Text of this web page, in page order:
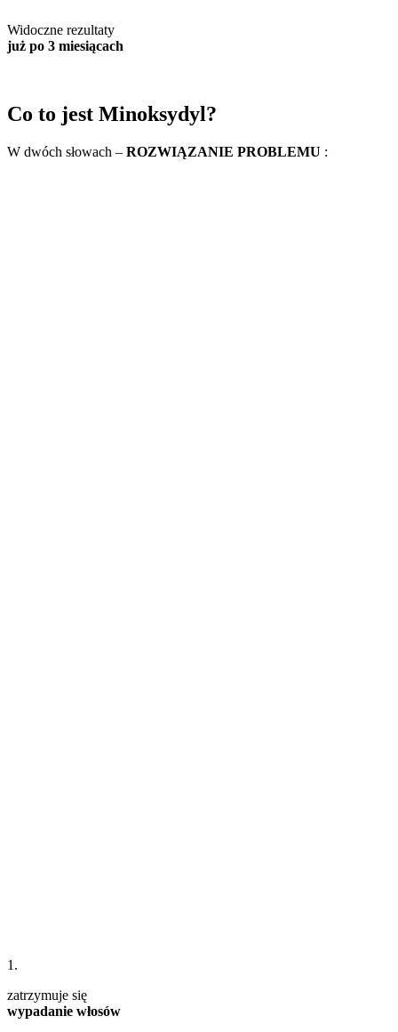
Widoczne rezultaty
już po 3 miesiącach
Co to jest Minoksydyl?
W dwóch słowach – ROZWIĄZANIE PROBLEMU :
1.
zatrzymuje się
wypadanie włosów